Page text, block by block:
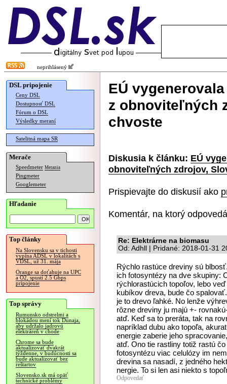
neprihlásený
DSL pripojenie
Ceny DSL
Dostupnosť DSL
Fórum o DSL
Výsledky meraní
Satelitná mapa SR
Merače
Speedmeter Merania
Pingmeter
Googlemeter
Hľadanie
Top články
Na Slovensku sa v tichosti
vypína ADSL v lokalitách s
VDSL, už 31. mája
Orange sa doťahuje na UPC
a O2, spustí 2.5 Gbps
pripojenie
Top správy
Rumunsko odstrelmi a
blokádou mení tok Dunaja,
aby udržalo jadrovú
elektráreň v chode
Chrome sa bude
aktualizovať dvakrát
týždenne, v budúcnosti sa
bude aktualizovať bez
reštartov
Slovensko.sk má opäť
technické problémy
EÚ
z obnoviteľných
chvoste
Diskusia k článku: EÚ
obnoviteľných zdrojov,
Prispievajte do diskusií ako
Komentár, na ktorý
Re: Elektrárne na biomasu
Od: Adhll | Pridané: 2018-01-31
Rýchlo rastúce dreviny sú
ich fotosyntézy na dve skupiny:
rýchlorastúcich topoľov, lebo
kubíkov dreva, bude čo
je to drevo ľahké. No lenže
rôzne dreviny ju majú +-
atď. Keď sa to preráta, tak na
napríklad dubu ako topoľa,
energie zaberie jeho
atď. Ono tie rastliny totiž rastú
fotosyntézu viac celulózy im
drevina sa nasadí, z jedného
nergie. To si len asi niekto s
Odpovedať